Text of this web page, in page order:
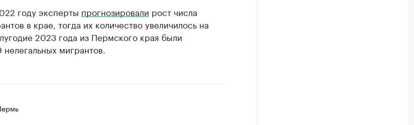
году эксперты прогнозировали рост числа
в крае, тогда их количество увеличилось на
2023 года из Пермского края были
нелегальных мигрантов.